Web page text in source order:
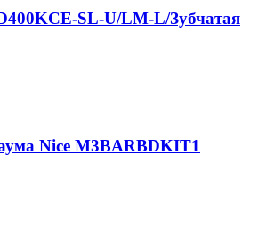
SL-U/LM-L/Зубчатая
Nice M3BARBDKIT1